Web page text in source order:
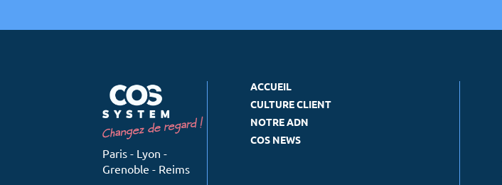
Paris - Lyon -
Grenoble - Reims
ACCUEIL
CULTURE CLIENT
NOTRE ADN
COS NEWS